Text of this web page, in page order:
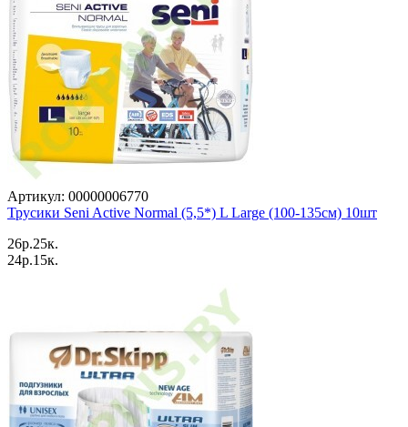
Артикул: 00000006770
Трусики Seni Active Normal (5,5*) L Large (100-135см) 10шт
26p.25к.
24p.15к.